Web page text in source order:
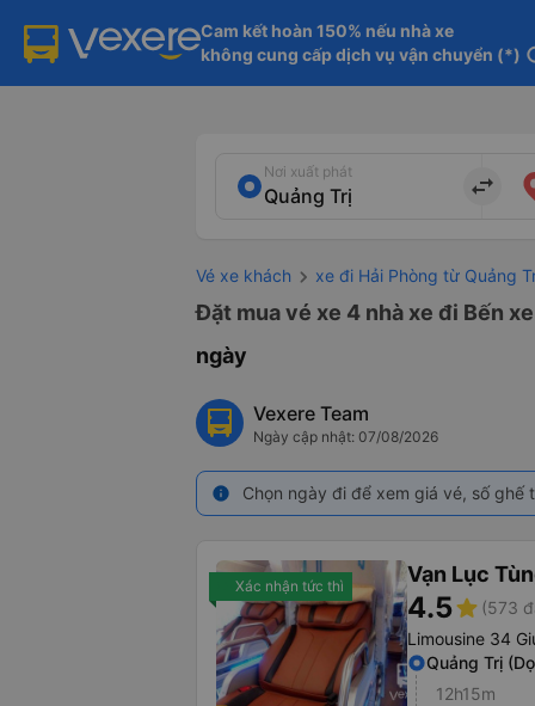
Cam kết hoàn 150% nếu nhà xe
không cung cấp dịch vụ vận chuyển (*)
Nơi xuất phát
import_export
Vé xe khách xe đi Hải Phòng từ Quảng
Đặt mua vé xe 4 nhà xe đi Bến
ngày
Vexere Team
Ngày cập nhật: 07/08/2026
info Chọn ngày đi để xem giá vé, số
Xác nhận tức thì Vạn Lục
4.5star (573
Limousine 34
Quảng Trị
12h15m